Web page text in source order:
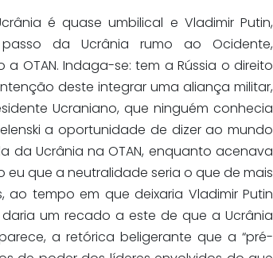
é quase umbilical e Vladimir Putin,
da Ucrânia rumo ao Ocidente,
OTAN. Indaga-se: tem a Rússia o direito
deste integrar uma aliança militar,
Ucraniano, que ninguém conhecia
a oportunidade de dizer ao mundo
da Ucrânia na OTAN, enquanto acenava
que a neutralidade seria o que de mais
ao tempo em que deixaria Vladimir Putin
um recado a este de que a Ucrânia
a retórica beligerante que a “pré-